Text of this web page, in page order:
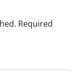
Required